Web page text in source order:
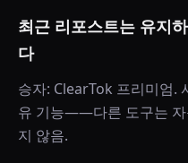
최근 리포스트는 유지
다
승자: ClearTok 프리미엄.
유 기능——다른 도구는 자
지 않음.